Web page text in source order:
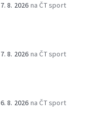
7. 8. 2026 na ČT sport
7. 8. 2026 na ČT sport
6. 8. 2026 na ČT sport